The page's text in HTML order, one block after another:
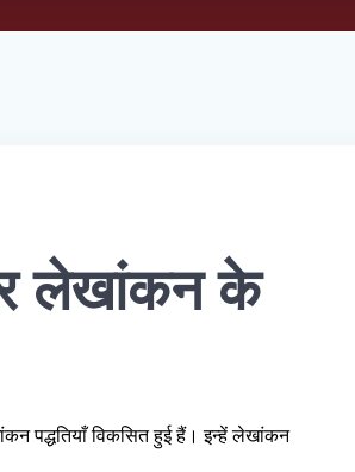
लेखांकन के
पद्धतियाँ विकसित हुई हैं। इन्हें लेखांकन